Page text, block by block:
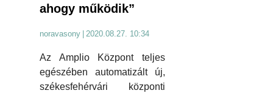
ahogy működik”
noravasony 2020.08.27. 10:34
Az Amplio Központ teljes
egészében automatizált új,
székesfehérvári központi